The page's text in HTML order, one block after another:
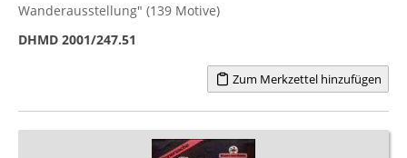
Wanderausstellung" (139 Motive)
DHMD 2001/247.51
Zum Merkzettel hinzufügen